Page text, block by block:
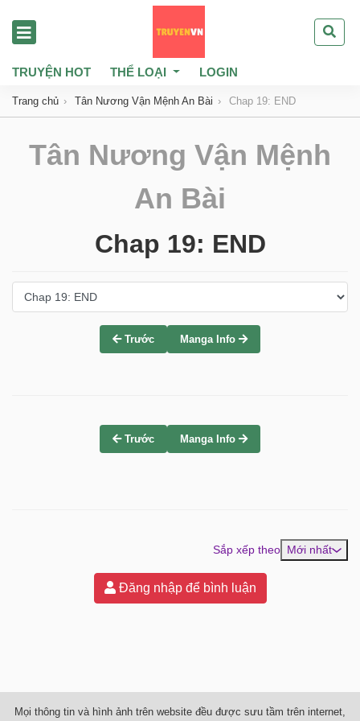
TRUYỆN HOT THỂ LOẠI LOGIN
Trang chủ Tân Nương Vận Mệnh An Bài Chap 19: END
Tân Nương Vận Mệnh
An Bài
Chap 19: END
Trước Manga Info
Trước Manga Info
Sắp xếp theo Mới nhất
Đăng nhập để bình luận
Mọi thông tin và hình ảnh trên website đều được sưu tầm trên internet,